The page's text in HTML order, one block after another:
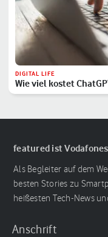
DIGITAL LIFE
Wie viel kostet
featured ist
Als Begleiter auf dem
besten Stories zu
heißesten Tech-News
Anschrift